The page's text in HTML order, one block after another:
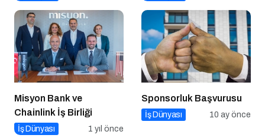
Misyon Bank ve
Chainlink İş Birliği
İş Dünyası 1 yıl önce
Sponsorluk Başvurusu
İş Dünyası 10 ay önce